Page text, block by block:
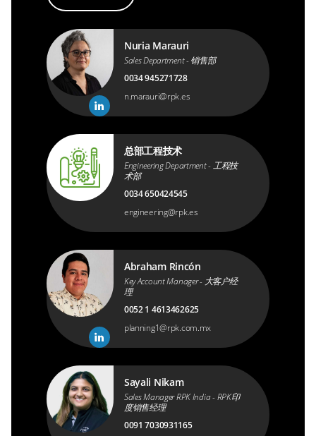
Nuria Marauri
Sales Department - 销售部
0034 945271728
n.marauri@rpk.es
总部工程技术
Engineering Department - 工程技
术部
0034 650424545
engineering@rpk.es
Abraham Rincón
Key Account Manager - 大客户经
理
0052 1 4613462625
planning1@rpk.com.mx
Sayali Nikam
Sales Manager RPK India - RPK印
度销售经理
0091 7030931165